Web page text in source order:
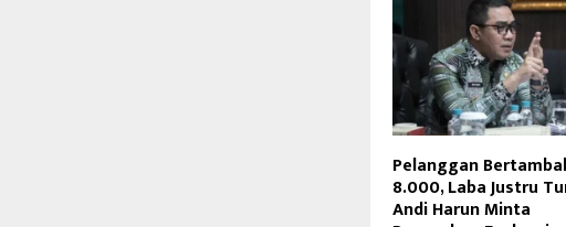
Pelanggan
8.000, Laba Justru
Andi Harun Minta